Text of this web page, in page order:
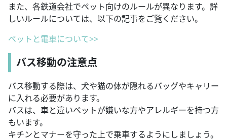
また、各鉄道会社でペット向けのルールが異なります。詳
しいルールについては、以下の記事をご覧ください。
ペットと電車について>>
バス移動の注意点
バス移動する際は、犬や猫の体が隠れるバッグやキャリー
に入れる必要があります。
バスは、車と違いペットが嫌いな方やアレルギーを持つ方
もいます。
キチンとマナーを守った上で乗車するようにしましょう。